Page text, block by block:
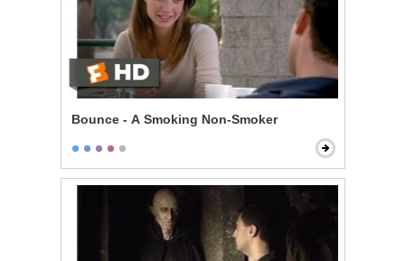
Bounce - A Smoking Non-Smoker